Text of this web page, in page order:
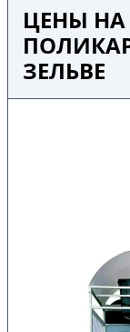
ЦЕНЫ
ЗЕЛЬВЕ